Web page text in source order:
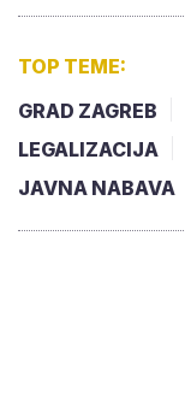
TOP TEME:
GRAD ZAGREB
LEGALIZACIJA
JAVNA NABAVA